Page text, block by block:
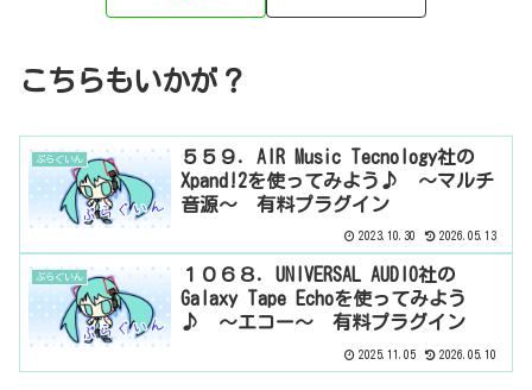
こちらもいかが？
ぷらぐいん
５５９．AIR Music Tecnology社の
Xpand!2を使ってみよう♪ ～マルチ
音源～ 有料プラグイン
2023.10.30 2026.05.13
ぷらぐいん
１０６８．UNIVERSAL AUDIO社の
Galaxy Tape Echoを使ってみよう
♪ ～エコー～ 有料プラグイン
2025.11.05 2026.05.10